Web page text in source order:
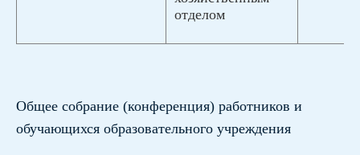
отделом
Общее собрание (конференция) работников и
обучающихся образовательного учреждения